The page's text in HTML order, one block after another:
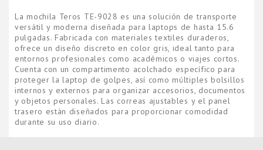
La mochila Teros TE-9028 es una solución de transporte
versátil y moderna diseñada para laptops de hasta 15.6
pulgadas. Fabricada con materiales textiles duraderos,
ofrece un diseño discreto en color gris, ideal tanto para
entornos profesionales como académicos o viajes cortos.
Cuenta con un compartimento acolchado específico para
proteger la laptop de golpes, así como múltiples bolsillos
internos y externos para organizar accesorios, documentos
y objetos personales. Las correas ajustables y el panel
trasero están diseñados para proporcionar comodidad
durante su uso diario.